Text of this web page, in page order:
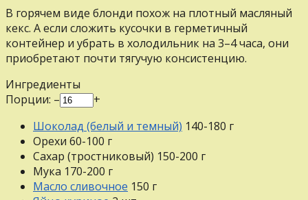
В горячем виде блонди похож на плотный масляный
кекс. А если сложить кусочки в герметичный
контейнер и убрать в холодильник на 3–4 часа, они
приобретают почти тягучую консистенцию.
Ингредиенты
Порции: –
+
Шоколад (белый и темный) 140-180 г
Орехи 60-100 г
Сахар (тростниковый) 150-200 г
Мука 170-200 г
Масло сливочное 150 г